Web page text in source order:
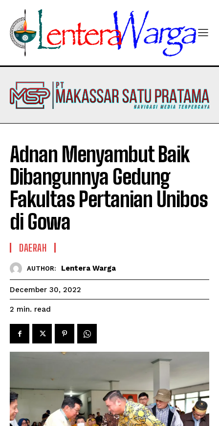
Adnan Menyambut Baik
Dibangunnya Gedung
Fakultas Pertanian Unibos
di Gowa
DAERAH
AUTHOR: Lentera Warga
December 30, 2022
2 min. read